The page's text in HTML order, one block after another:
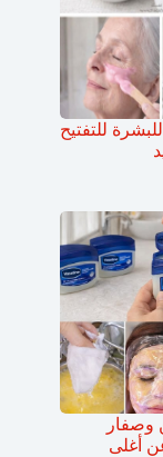
للتفتيح
وصفار
أغلى